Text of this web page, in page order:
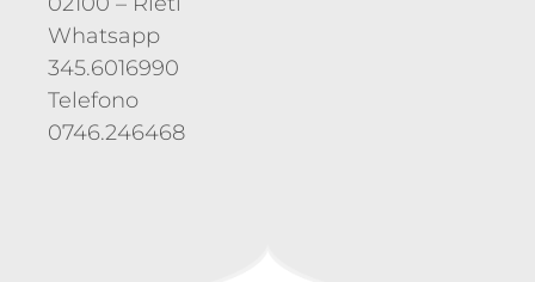
Whatsapp
345.6016990
Telefono
0746.246468